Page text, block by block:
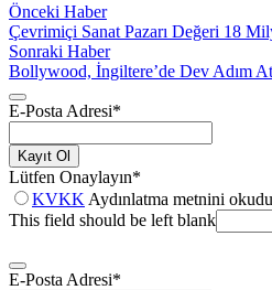
Önceki Haber
Çevrimiçi Sanat Pazarı Değeri 18
Sonraki Haber
Bollywood, İngiltere’de Dev Adım
E-Posta Adresi*
Kayıt Ol
Lütfen Onaylayın*
KVKK Aydınlatma metnini
This field should be left blank
E-Posta Adresi*